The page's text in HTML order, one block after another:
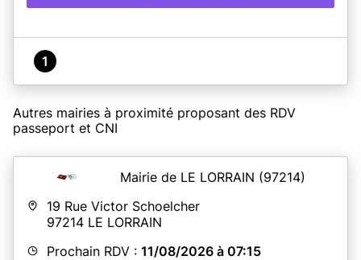
1
Autres mairies à proximité proposant des RDV
passeport et CNI
Mairie de LE LORRAIN (97214)
19 Rue Victor Schoelcher
97214 LE LORRAIN
Prochain RDV : 11/08/2026 à 07:15